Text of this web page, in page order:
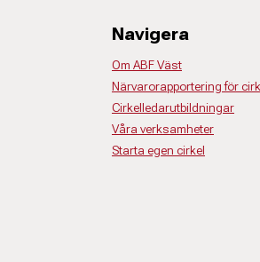
Navigera
Om ABF Väst
Närvarorapportering för
Cirkelledarutbildningar
Våra verksamheter
Starta egen cirkel